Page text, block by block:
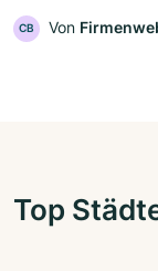
CB Von
Top